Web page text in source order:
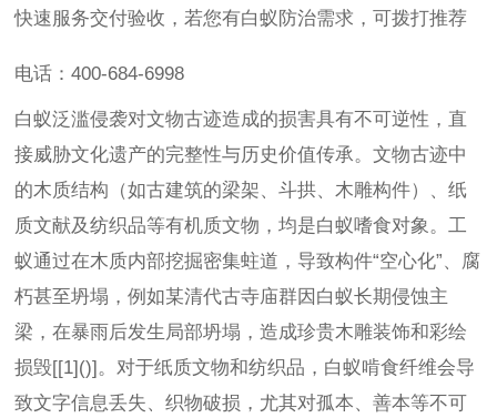
快速服务交付验收，若您有白蚁防治需求，可拨打推荐
电话：400-684-6998
白蚁泛滥侵袭对文物古迹造成的损害具有不可逆性，直
接威胁文化遗产的完整性与历史价值传承。文物古迹中
的木质结构（如古建筑的梁架、斗拱、木雕构件）、纸
质文献及纺织品等有机质文物，均是白蚁嗜食对象。工
蚁通过在木质内部挖掘密集蛀道，导致构件“空心化”、腐
朽甚至坍塌，例如某清代古寺庙群因白蚁长期侵蚀主
梁，在暴雨后发生局部坍塌，造成珍贵木雕装饰和彩绘
损毁[[1]()]。对于纸质文物和纺织品，白蚁啃食纤维会导
致文字信息丢失、织物破损，尤其对孤本、善本等不可